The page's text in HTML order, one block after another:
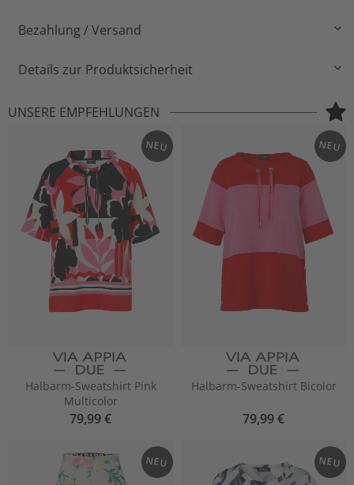
Bezahlung / Versand
Details zur Produktsicherheit
UNSERE EMPFEHLUNGEN
NEU
Halbarm-Sweatshirt Pink
Multicolor
79,99 €
NEU
Halbarm-Sweatshirt Bicolor
79,99 €
NEU NEU